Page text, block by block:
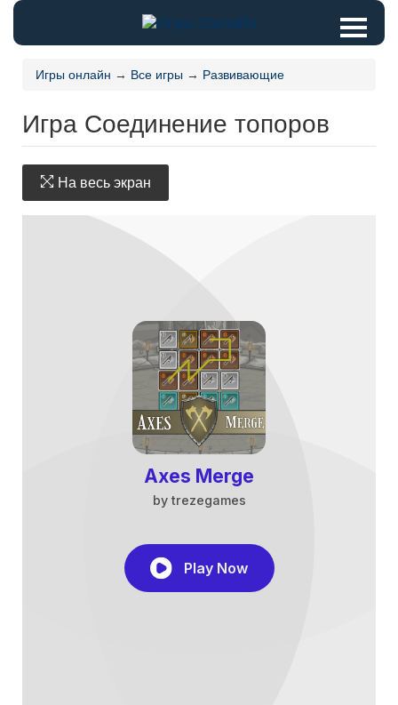
Игры онлайн → Все игры → Развивающие
Игра Соединение топоров
На весь экран